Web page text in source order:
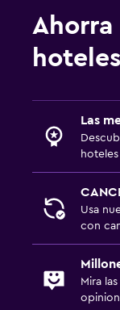
Actividades
Senderismo
Buceo
Paseos a caballo
Servicios y
Renta de autos
Minimercado en
Mostrador de
Ahorra
Las
Usa
con
Mira